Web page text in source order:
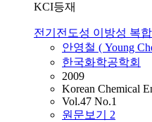
KCI등재
전기전도성 이방성 복
안영철 ( Young
한국화학공학회
2009
Korean Chemical
Vol.47 No.1
원문보기 2